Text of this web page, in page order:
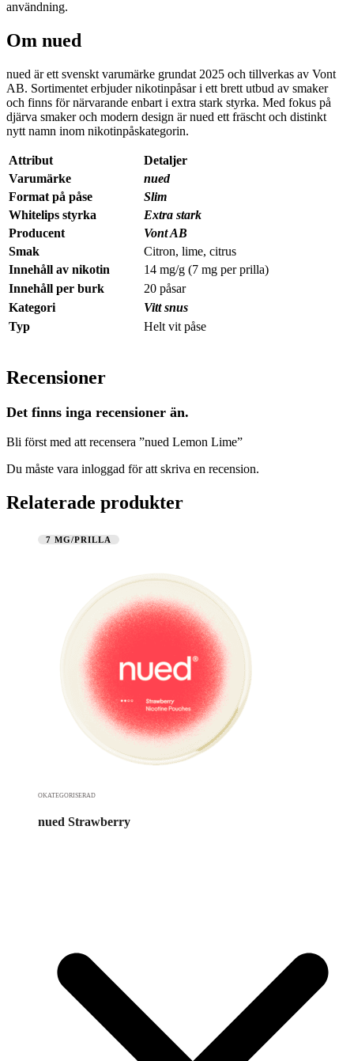
användning.
Om nued
nued är ett svenskt varumärke grundat 2025 och tillverkas av Vont
AB. Sortimentet erbjuder nikotinpåsar i ett brett utbud av smaker
och finns för närvarande enbart i extra stark styrka. Med fokus på
djärva smaker och modern design är nued ett fräscht och distinkt
nytt namn inom nikotinpåskategorin.
Attribut
Detaljer
Varumärke
nued
Format på påse
Slim
Whitelips styrka
Extra stark
Producent
Vont AB
Smak
Citron, lime, citrus
Innehåll av nikotin
14 mg/g (7 mg per prilla)
Innehåll per burk
20 påsar
Kategori
Vitt snus
Typ
Helt vit påse
Recensioner
Det finns inga recensioner än.
Bli först med att recensera ”nued Lemon Lime”
Du måste vara inloggad för att skriva en recension.
Relaterade produkter
7 MG/PRILLA
OKATEGORISERAD
nued Strawberry